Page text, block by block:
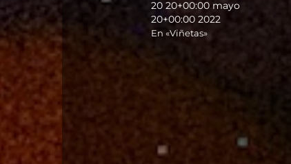
20 20+00:00 mayo
20+00:00 2022
En «Viñetas»